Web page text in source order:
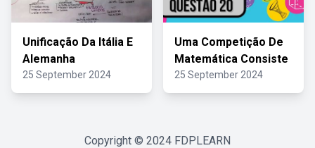
Unificação Da Itália E
Alemanha
25 September 2024
Uma Competição De
Matemática Consiste
25 September 2024
Copyright © 2024 FDPLEARN